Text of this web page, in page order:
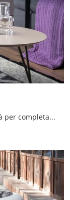
Se vuoi un complemento di grande qualità per completare i tuoi arredi, venire in negozio significherà vedere dal vivo le migliori proposte sul ...